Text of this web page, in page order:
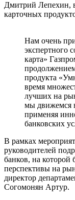
Дмитрий Лепехин,
карточных
Нам очень
экспертного
карта»
продукта
время
лучших на
мы движемся
применяя
банковских
В рамках
руководителей
банков, на
перспективы на
директор
Согомонян Артур.